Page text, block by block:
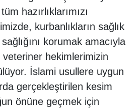
hazırlıklarımızı
kurbanlıkların sağlık
korumak amacıyla
hekimlerimizin
İslami usullere uygun
gerçekleştirilen kesim
önüne geçmek için